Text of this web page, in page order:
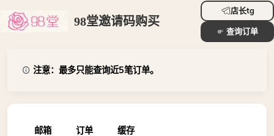
98堂邀请码购买
店长tg
查询订单
注意：最多只能查询近5笔订单。
邮箱 订单 缓存